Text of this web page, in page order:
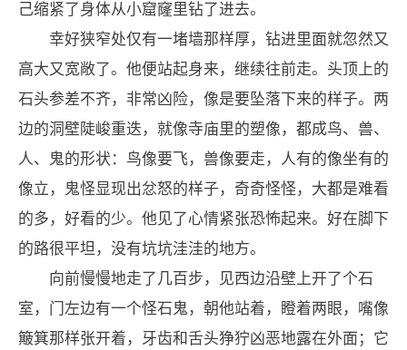
己缩紧了身体从小窟窿里钻了进去。
幸好狭窄处仅有一堵墙那样厚，钻进里面就忽然又
高大又宽敞了。他便站起身来，继续往前走。头顶上的
石头参差不齐，非常凶险，像是要坠落下来的样子。两
边的洞壁陡峻重迭，就像寺庙里的塑像，都成鸟、兽、
人、鬼的形状：鸟像要飞，兽像要走，人有的像坐有的
像立，鬼怪显现出忿怒的样子，奇奇怪怪，大都是难看
的多，好看的少。他见了心情紧张恐怖起来。好在脚下
的路很平坦，没有坑坑洼洼的地方。
向前慢慢地走了几百步，见西边沿壁上开了个石
室，门左边有一个怪石鬼，朝他站着，瞪着两眼，嘴像
簸箕那样张开着，牙齿和舌头狰狞凶恶地露在外面；它